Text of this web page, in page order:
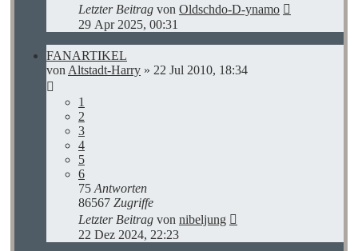
Letzter Beitrag von Oldschdo-D-ynamo
29 Apr 2025, 00:31
FANARTIKEL
von Altstadt-Harry » 22 Jul 2010, 18:34
1
2
3
4
5
6
75 Antworten
86567 Zugriffe
Letzter Beitrag von nibeljung
22 Dez 2024, 22:23